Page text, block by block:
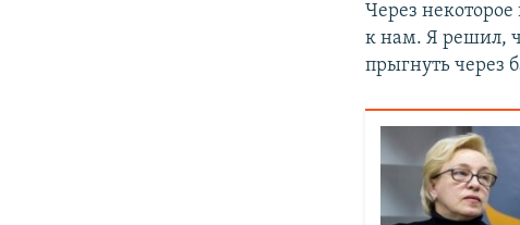
Через
к нам. Я решил,
прыгнуть через